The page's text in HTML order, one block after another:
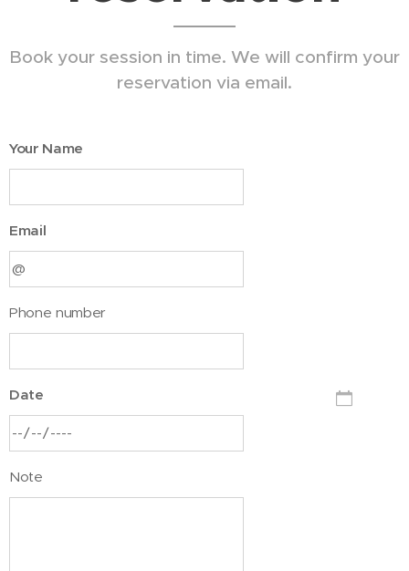
Book your session in time. We will confirm your
reservation via email.
Your Name
Email
Phone number
Date
Note